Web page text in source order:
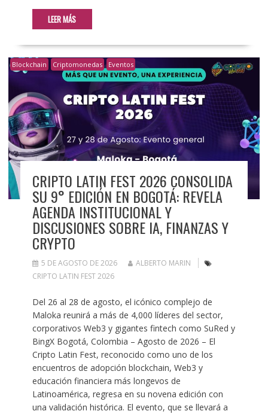
LEER MÁS
Blockchain Criptomonedas Eventos
CRIPTO LATIN FEST 2026 CONSOLIDA
SU 9° EDICIÓN EN BOGOTÁ: REVELA
AGENDA INSTITUCIONAL Y
DISCUSIONES SOBRE IA, FINANZAS Y
CRYPTO
5 DE AGOSTO DE 2026
ALBERTO MARIN
CRIPTO LATIN FEST 2026
Del 26 al 28 de agosto, el icónico complejo de
Maloka reunirá a más de 4,000 líderes del sector,
corporativos Web3 y gigantes fintech como SuRed y
BingX Bogotá, Colombia – Agosto de 2026 – El
Cripto Latin Fest, reconocido como uno de los
encuentros de adopción blockchain, Web3 y
educación financiera más longevos de
Latinoamérica, regresa en su novena edición con
una validación histórica. El evento, que se llevará a